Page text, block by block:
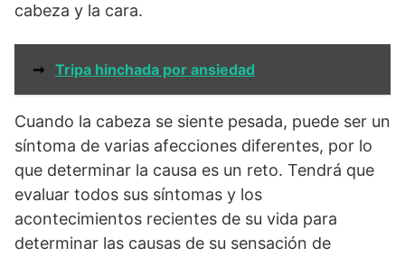
cabeza y la cara.
➞ Tripa hinchada por ansiedad
Cuando la cabeza se siente pesada, puede ser un
síntoma de varias afecciones diferentes, por lo
que determinar la causa es un reto. Tendrá que
evaluar todos sus síntomas y los
acontecimientos recientes de su vida para
determinar las causas de su sensación de